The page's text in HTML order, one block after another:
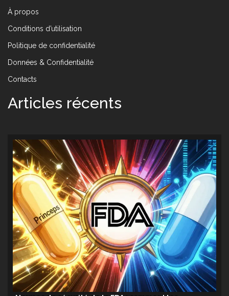
À propos
Conditions d’utilisation
Politique de confidentialité
Données & Confidentialité
Contacts
Articles récents